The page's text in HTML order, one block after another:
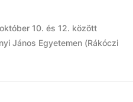
10. és 12. között
János Egyetemen (Rákóczi